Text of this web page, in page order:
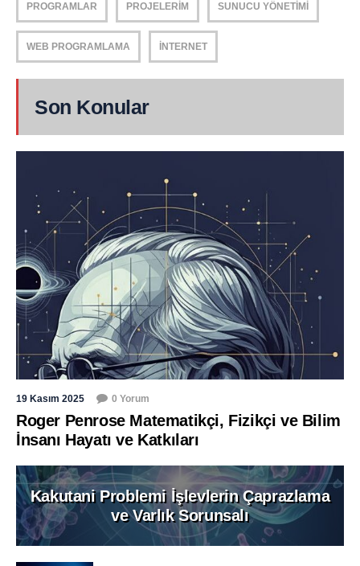
PROGRAMLAR PROJELERIM SUNUCU YÖNETIMI
WEB PROGRAMLAMA İNTERNET
Son Konular
19 Kasım 2025 0 Yorum
Roger Penrose Matematikçi, Fizikçi ve Bilim
İnsanı Hayatı ve Katkıları
Kakutani Problemi İşlevlerin Çaprazlama
ve Varlık Sorunsalı